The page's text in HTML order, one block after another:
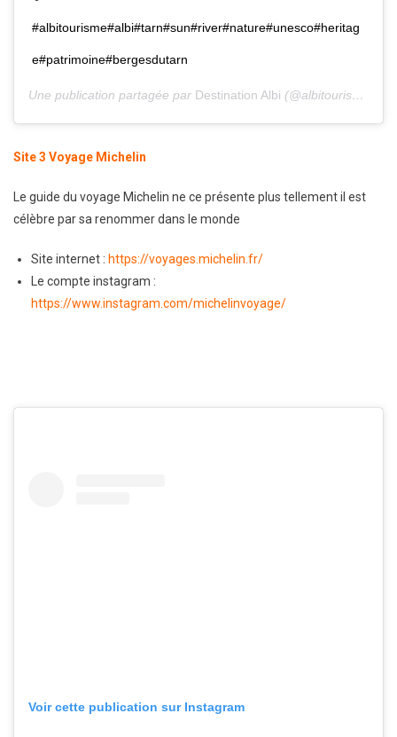
#albitourisme#albi#tarn#sun#river#nature#unesco#heritag
e#patrimoine#bergesdutarn
Une publication partagée par Destination Albi (@albitourisme) le
Site 3 Voyage Michelin
Le guide du voyage Michelin ne ce présente plus tellement il est
célèbre par sa renommer dans le monde
Site internet : https://voyages.michelin.fr/
Le compte instagram :
https://www.instagram.com/michelinvoyage/
Voir cette publication sur Instagram